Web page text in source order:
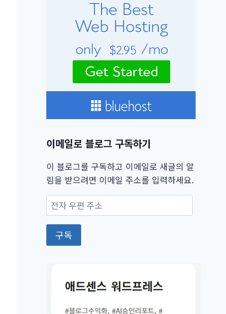
이메일로 블로그 구독하기
이 블로그를 구독하고 이메일로 새글의 알
림을 받으려면 이메일 주소를 입력하세요.
전
자
우
구독